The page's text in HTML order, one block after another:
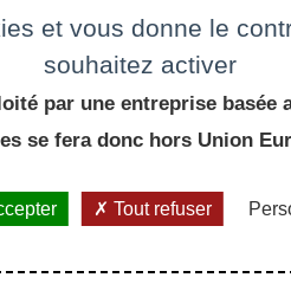
laboratoire d’économétrie de
dès 1990 en portant son
de l’expertise, parallèlement
et vous donne le
souhaitez activer
par une entreprise basée
se fera donc hors Union
Tout refuser